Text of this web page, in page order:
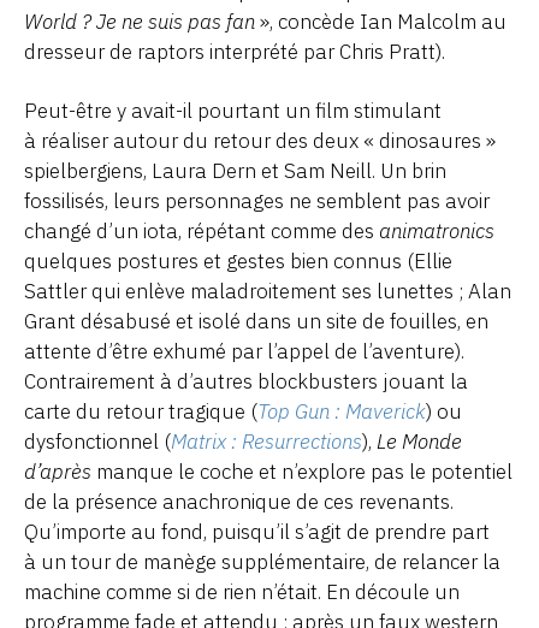
World ? Je ne suis pas fan», concède Ian Malcolm au
dresseur de raptors interprété par Chris Pratt).
Peut-être y avait-il pourtant un film stimulant
à réaliser autour du retour des deux « dinosaures »
spielbergiens, Laura Dern et Sam Neill. Un brin
fossilisés, leurs personnages ne semblent pas avoir
changé d’un iota, répétant comme des animatronics
quelques postures et gestes bien connus (Ellie
Sattler qui enlève maladroitement ses lunettes ; Alan
Grant désabusé et isolé dans un site de fouilles, en
attente d’être exhumé par l’appel de l’aventure).
Contrairement à d’autres blockbusters jouant la
carte du retour tragique (Top Gun : Maverick) ou
dysfonctionnel (Matrix : Resurrections), Le Monde
d’après manque le coche et n’explore pas le potentiel
de la présence anachronique de ces revenants.
Qu’importe au fond, puisqu’il s’agit de prendre part
à un tour de manège supplémentaire, de relancer la
machine comme si de rien n’était. En découle un
programme fade et attendu : après un faux western